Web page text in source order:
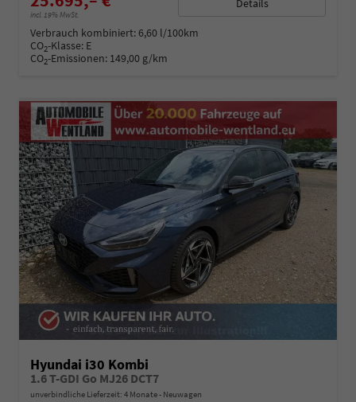
incl. 19% MwSt.
Details
Verbrauch kombiniert:6,60 l/100km
CO2-Klasse: E
CO2-Emissionen: 149,00 g/km
Hyundai i30 Kombi
1.6 T-GDI Go MJ26 DCT7
unverbindliche Lieferzeit: 4 Monate Neuwagen